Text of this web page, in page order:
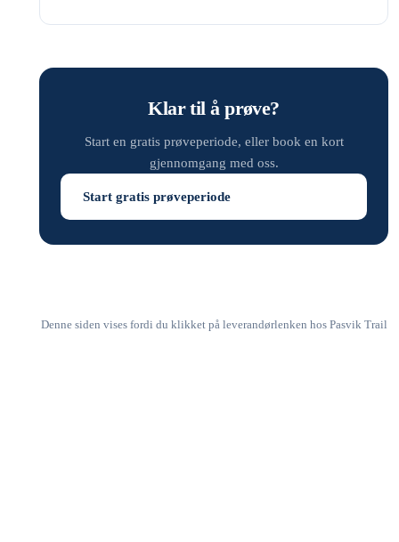
Klar til å prøve?
Start en gratis prøveperiode, eller book en kort
gjennomgang med oss.
Start gratis prøveperiode
Denne siden vises fordi du klikket på leverandørlenken hos Pasvik Trail